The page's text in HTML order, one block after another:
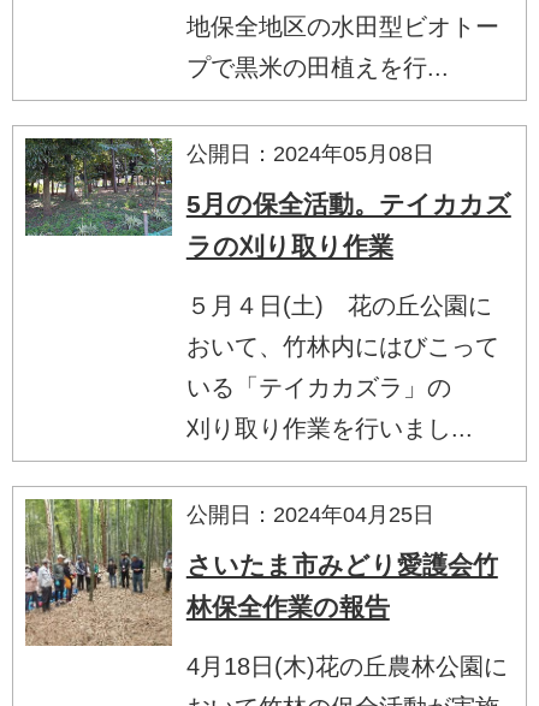
地保全地区の水田型ビオトー
プで黒米の田植えを行...
公開日：2024年05月08日
5月の保全活動。テイカカズ
ラの刈り取り作業
５月４日(土) 花の丘公園に
おいて、竹林内にはびこって
いる「テイカカズラ」の
刈り取り作業を行いまし...
公開日：2024年04月25日
さいたま市みどり愛護会竹
林保全作業の報告
4月18日(木)花の丘農林公園に